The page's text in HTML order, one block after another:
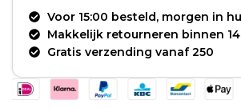
Voor 15:00 besteld, morgen in
Makkelijk retourneren binnen
Gratis verzending vanaf 250